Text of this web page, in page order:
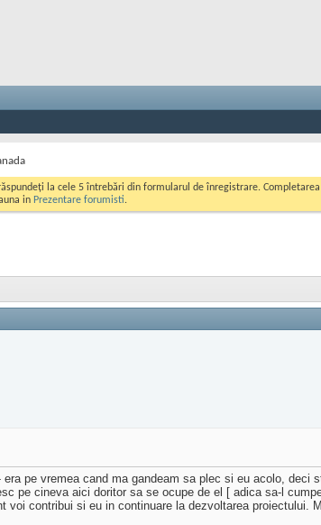
la cele 5 întrebări din formularul de înregistrare.
in Prezentare forumisti.
pe vremea cand ma gandeam sa plec si eu acolo, deci
pe cineva aici doritor sa se ocupe de el [ adica sa-l
contribui si eu in continuare la dezvoltarea proiectului.